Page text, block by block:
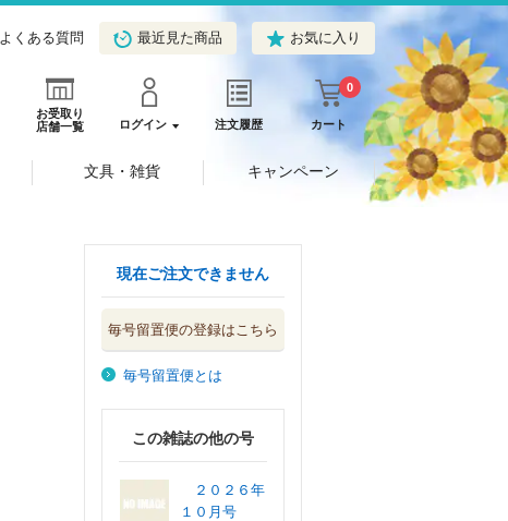
よくある質問 最近見た商品 お気に入り
お受取り
店舗一覧
ログイン 注文履歴 カート
0
文具・雑貨 キャンペーン
現在ご注文できません
毎号留置便の登録はこちら
毎号留置便とは
この雑誌の他の号
２０２６年
１０月号